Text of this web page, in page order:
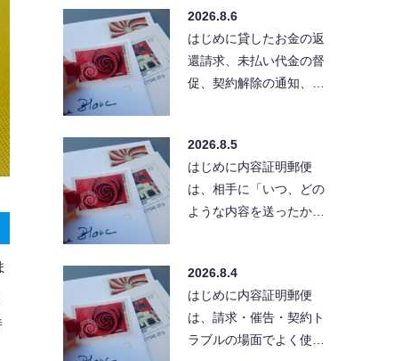
い…
2026.8.6
はじめに貸したお金の返
還請求、未払い代金の督
促、契約解除の通知、ク
で…
2026.8.5
はじめに内容証明郵便
は、相手に「いつ、どの
ような内容を送ったか」
所が…
2026.8.4
はじめに内容証明郵便
は、請求・催告・契約ト
ラブルの場面でよく使わ